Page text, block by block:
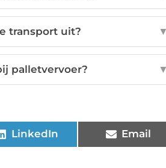
transport uit? ▼
palletvervoer? ▼
LinkedIn Email